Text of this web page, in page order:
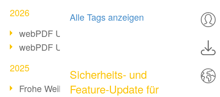
2026
webPDF Update 10.0.5
webPDF Update 10.0.4
2025
Frohe Weihnachten & Auszeit
Alle Tags anzeigen
Sicherheits- und
Feature-Update für